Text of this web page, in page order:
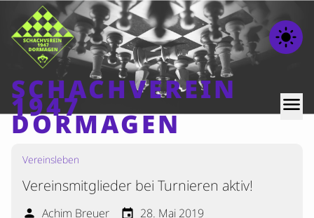
light_mode
SCHACHVEREIN
1947
DORMAGEN
menu
Home
Beiträge
Mannschaften
Vereinsleben
Vereinsmitglieder bei Turnieren aktiv!
person Achim Breuer event 28. Mai 2019